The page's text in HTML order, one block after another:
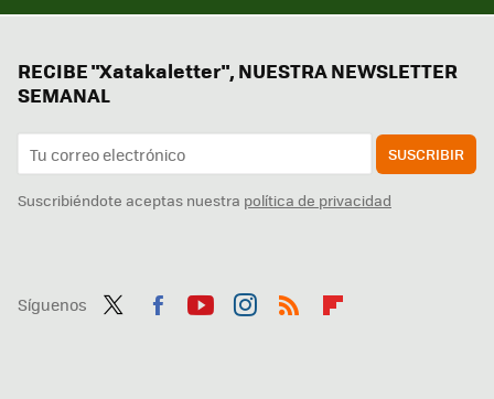
RECIBE "Xatakaletter", NUESTRA NEWSLETTER
SEMANAL
SUSCRIBIR
Suscribiéndote aceptas nuestra política de privacidad
Síguenos